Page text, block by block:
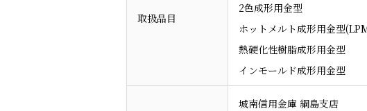
取扱品目
2色成形用金型
ホットメルト成形用金型
熱硬化性樹脂成形用金型
インモールド成形用金型
城南信用金庫 綱島支店